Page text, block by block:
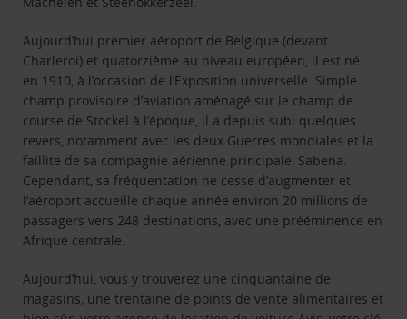
Aujourd’hui premier aéroport de Belgique (devant
Charleroi) et quatorzième au niveau européen, il est né
en 1910, à l’occasion de l’Exposition universelle. Simple
champ provisoire d’aviation aménagé sur le champ de
course de Stockel à l’époque, il a depuis subi quelques
revers, notamment avec les deux Guerres mondiales et la
faillite de sa compagnie aérienne principale, Sabena.
Cependant, sa fréquentation ne cesse d’augmenter et
l’aéroport accueille chaque année environ 20 millions de
passagers vers 248 destinations, avec une prééminence en
Afrique centrale.
Aujourd’hui, vous y trouverez une cinquantaine de
magasins, une trentaine de points de vente alimentaires et